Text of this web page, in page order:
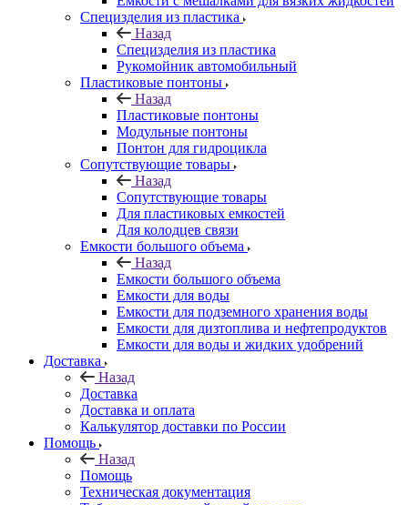
Специзделия из пластика
Назад
Специзделия из пластика
Рукомойник автомобильный
Пластиковые понтоны
Назад
Пластиковые понтоны
Модульные понтоны
Понтон для гидроцикла
Сопутствующие товары
Назад
Сопутствующие товары
Для пластиковых емкостей
Для колодцев связи
Емкости большого объема
Назад
Емкости большого объема
Емкости для воды
Емкости для подземного хранения воды
Емкости для дизтоплива и нефтепродуктов
Емкости для воды и жидких удобрений
Доставка
Назад
Доставка
Доставка и оплата
Калькулятор доставки по России
Помощь
Назад
Помощь
Техническая документация